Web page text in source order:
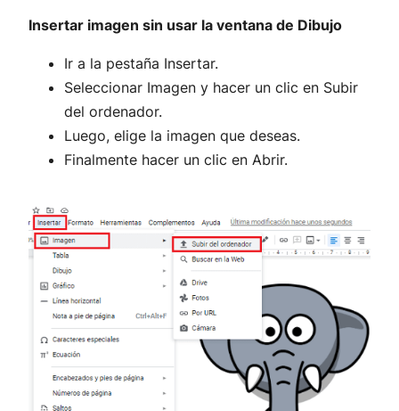
Insertar imagen sin usar la ventana de Dibujo
Ir a la pestaña Insertar.
Seleccionar Imagen y hacer un clic en Subir
del ordenador.
Luego, elige la imagen que deseas.
Finalmente hacer un clic en Abrir.